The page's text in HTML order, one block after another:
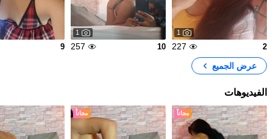
1
2
227
1
10
257
9
عرض الجميع
الفيديوهات
مجاناً مجاناً